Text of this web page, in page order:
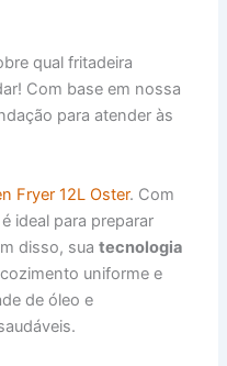
qual fritadeira
Com base em nossa
para atender às
Fryer 12L Oster. Com
é ideal para preparar
disso, suatecnologia
uniforme e
de óleo e